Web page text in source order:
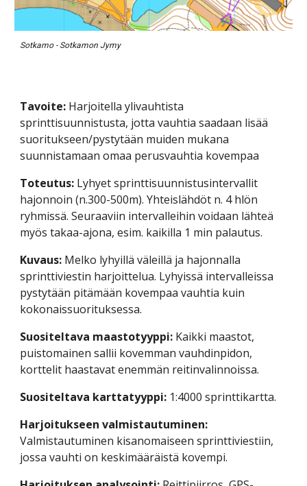
Sotkamo - Sotkamon Jymy
Tavoite: Harjoitella ylivauhtista
sprinttisuunnistusta, jotta vauhtia saadaan lisää
suoritukseen/pystytään muiden mukana
suunnistamaan omaa perusvauhtia kovempaa
Toteutus: Lyhyet sprinttisuunnistusintervallit
hajonnoin (n.300-500m). Yhteislähdöt n. 4 hlön
ryhmissä. Seuraaviin intervalleihin voidaan lähteä
myös takaa-ajona, esim. kaikilla 1 min palautus.
Kuvaus: Melko lyhyillä väleillä ja hajonnalla
sprinttiviestin harjoittelua. Lyhyissä intervalleissa
pystytään pitämään kovempaa vauhtia kuin
kokonaissuorituksessa.
Suositeltava maastotyyppi: Kaikki maastot,
puistomainen sallii kovemman vauhdinpidon,
korttelit haastavat enemmän reitinvalinnoissa.
Suositeltava karttatyyppi: 1:4000 sprinttikartta.
Harjoitukseen valmistautuminen:
Valmistautuminen kisanomaiseen sprinttiviestiin,
jossa vauhti on keskimääräistä kovempi.